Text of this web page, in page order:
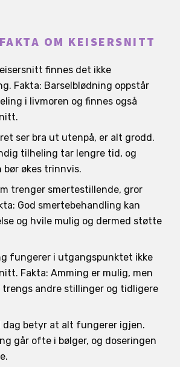
OM KEISERSNITT
finnes det ikke
Fakta: Barselblødning oppstår
i livmoren og finnes også
ser bra ut utenpå, er alt grodd.
tilheling tar lengre tid, og
bør økes trinnvis.
trenger smertestillende, gror
God smertebehandling kan
og hvile mulig og dermed støtte
fungerer i utgangspunktet ikke
Fakta: Amming er mulig, men
trengs andre stillinger og tidligere
dag betyr at alt fungerer igjen.
går ofte i bølger, og doseringen